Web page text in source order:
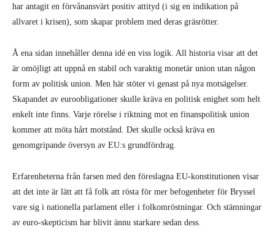
har antagit en förvånansvärt positiv attityd (i sig en indikation på
allvaret i krisen), som skapar problem med deras gräsrötter.
Å ena sidan innehåller denna idé en viss logik. All historia visar att det
är omöjligt att uppnå en stabil och varaktig monetär union utan någon
form av politisk union. Men här stöter vi genast på nya motsägelser.
Skapandet av euroobligationer skulle kräva en politisk enighet som helt
enkelt inte finns. Varje rörelse i riktning mot en finanspolitisk union
kommer att möta hårt motstånd. Det skulle också kräva en
genomgripande översyn av EU:s grundfördrag.
Erfarenheterna från farsen med den föreslagna EU-konstitutionen visar
att det inte är lätt att få folk att rösta för mer befogenheter för Bryssel
vare sig i nationella parlament eller i folkomröstningar. Och stämningar
av euro-skepticism har blivit ännu starkare sedan dess.